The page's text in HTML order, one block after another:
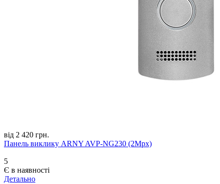
від 2 420 грн.
Панель виклику ARNY AVP-NG230 (2Mpx)
5
Є в наявності
Детально